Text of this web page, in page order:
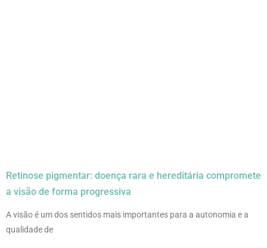
Retinose pigmentar: doença rara e hereditária compromete
a visão de forma progressiva
A visão é um dos sentidos mais importantes para a autonomia e a
qualidade de